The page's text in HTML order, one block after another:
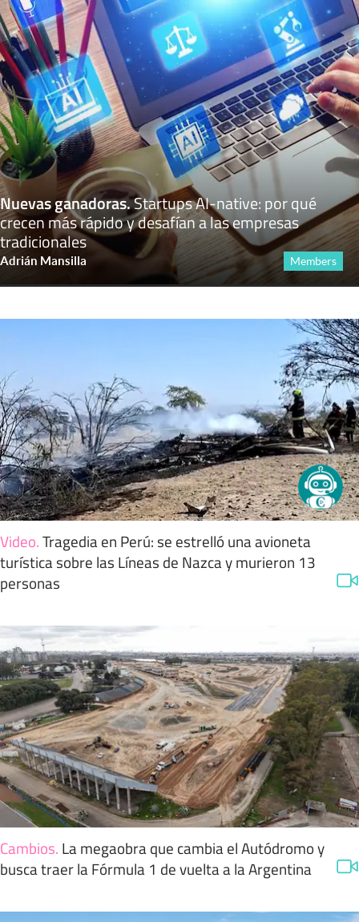
Nuevas ganadoras.Startups AI-native: por qué
crecen más rápido y desafían a las empresas
tradicionales
Adrián Mansilla Members
Video.Tragedia en Perú: se estrelló una avioneta
turística sobre las Líneas de Nazca y murieron 13
personas
Cambios. La megaobra que cambia el Autódromo y
busca traer la Fórmula 1 de vuelta a la Argentina